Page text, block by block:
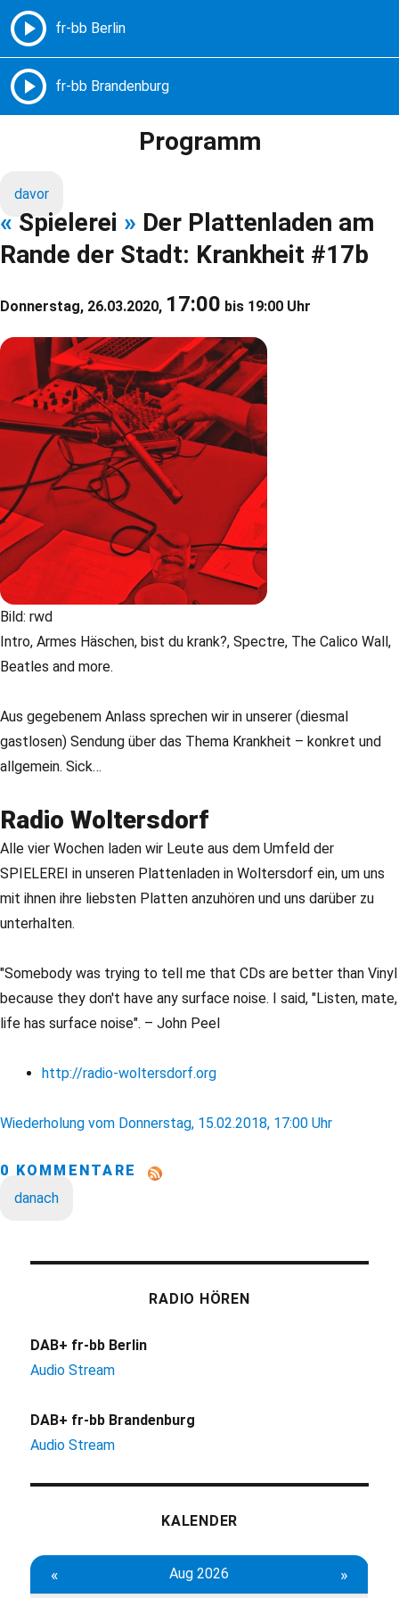
Freie Radios – Berlin Brandenburg
Programm
davor
« Spielerei » Der Plattenladen am
Rande der Stadt: Krankheit #17b
Donnerstag, 26.03.2020, 17:00 bis 19:00 Uhr
Bild: rwd
Intro, Armes Häschen, bist du krank?, Spectre, The Calico Wall,
Beatles and more.
Aus gegebenem Anlass sprechen wir in unserer (diesmal
gastlosen) Sendung über das Thema Krankheit – konkret und
allgemein. Sick…
Radio Woltersdorf
Alle vier Wochen laden wir Leute aus dem Umfeld der
SPIELEREI in unseren Plattenladen in Woltersdorf ein, um uns
mit ihnen ihre liebsten Platten anzuhören und uns darüber zu
unterhalten.
"Somebody was trying to tell me that CDs are better than Vinyl
because they don't have any surface noise. I said, "Listen, mate,
life has surface noise". – John Peel
http://radio-woltersdorf.org
Wiederholung vom Donnerstag, 15.02.2018, 17:00 Uhr
0 KOMMENTARE
danach
RADIO HÖREN
DAB+ fr-bb Berlin
Audio Stream
DAB+ fr-bb Brandenburg
Audio Stream
KALENDER
« Aug 2026 »